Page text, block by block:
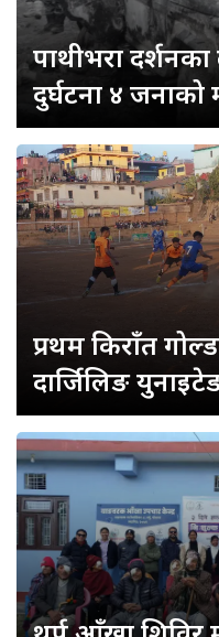
पाथीभरा
दुर्घटना ४ जनाको
प्रथम किराँत
दार्जिलिङ